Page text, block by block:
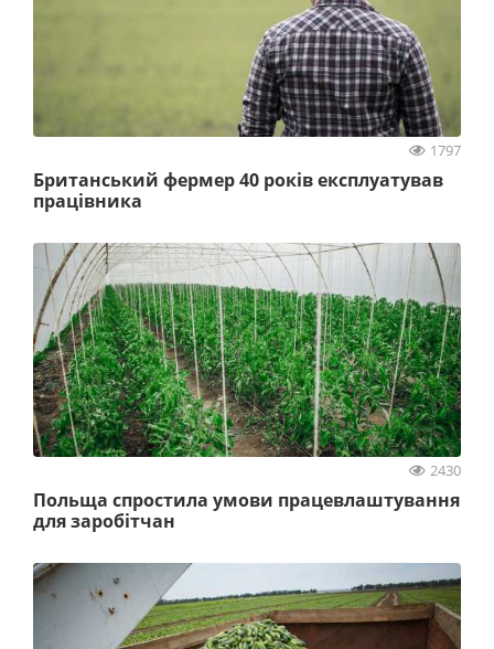
1797
Британський фермер 40 років експлуатував
працівника
2430
Польща спростила умови працевлаштування
для заробітчан